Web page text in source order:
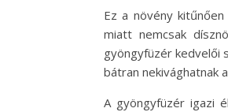
Ez a növény
miatt nemcsak
gyöngyfüzér kedvelői
bátran nekivághatnak
A gyöngyfüzér igazi